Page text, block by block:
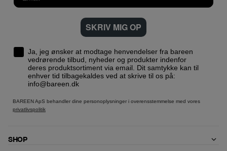
SKRIV MIG OP
Ja, jeg ønsker at modtage henvendelser fra bareen
vedrørende tilbud, nyheder og produkter indenfor
deres produktsortiment via email. Dit samtykke kan til
enhver tid tilbagekaldes ved at skrive til os på:
info@bareen.dk
BAREEN ApS behandler dine personoplysninger i overensstemmelse med vores
privatlivspolitik
SHOP